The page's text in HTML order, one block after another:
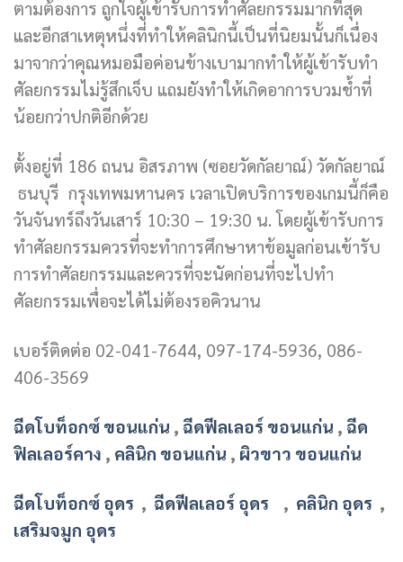
ตามต้องการ ถูกใจผู้เข้ารับการทำศัลยกรรมมากที่สุด
และอีกสาเหตุหนึ่งที่ทำให้คลินิกนี้เป็นที่นิยมนั้นก็เนื่อง
มาจากว่าคุณหมอมือค่อนข้างเบามากทำให้ผู้เข้ารับทำ
ศัลยกรรมไม่รู้สึกเจ็บ แถมยังทำให้เกิดอาการบวมช้ำที่
น้อยกว่าปกติอีกด้วย
ตั้งอยู่ที่ 186 ถนน อิสรภาพ (ซอยวัดกัลยาณ์) วัดกัลยาณ์
ธนบุรี กรุงเทพมหานคร เวลาเปิดบริการของเกมนี้ก็คือ
วันจันทร์ถึงวันเสาร์ 10:30 – 19:30 น. โดยผู้เข้ารับการ
ทำศัลยกรรมควรที่จะทำการศึกษาหาข้อมูลก่อนเข้ารับ
การทำศัลยกรรมและควรที่จะนัดก่อนที่จะไปทำ
ศัลยกรรมเพื่อจะได้ไม่ต้องรอคิวนาน
เบอร์ติดต่อ 02-041-7644, 097-174-5936, 086-
406-3569
ฉีดโบท็อกซ์ ขอนแก่น , ฉีดฟีลเลอร์ ขอนแก่น , ฉีด
ฟิลเลอร์คาง , คลินิก ขอนแก่น , ผิวขาว ขอนแก่น
ฉีดโบท็อกซ์ อุดร , ฉีดฟีลเลอร์ อุดร , คลินิก อุดร ,
เสริมจมูก อุดร